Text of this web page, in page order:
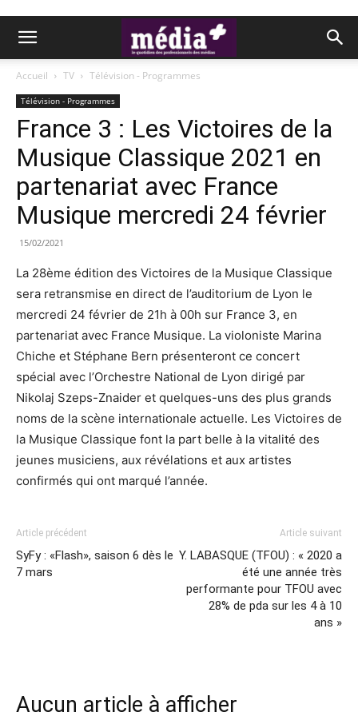
Accueil TV Télévision - Programmes
Télévision - Programmes
France 3 : Les Victoires de la
Musique Classique 2021 en
partenariat avec France
Musique mercredi 24 février
15/02/2021
La 28ème édition des Victoires de la Musique Classique
sera retransmise en direct de l’auditorium de Lyon le
mercredi 24 février de 21h à 00h sur France 3, en
partenariat avec France Musique. La violoniste Marina
Chiche et Stéphane Bern présenteront ce concert
spécial avec l’Orchestre National de Lyon dirigé par
Nikolaj Szeps-Znaider et quelques-uns des plus grands
noms de la scène internationale actuelle. Les Victoires de
la Musique Classique font la part belle à la vitalité des
jeunes musiciens, aux révélations et aux artistes
confirmés qui ont marqué l’année.
Article précédent
SyFy : «Flash», saison 6 dès le
7 mars
Article suivant
Y. LABASQUE (TFOU) : « 2020 a
été une année très
performante pour TFOU avec
28% de pda sur les 4 à 10
ans »
Aucun article à afficher